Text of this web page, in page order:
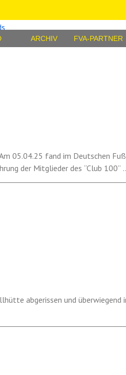
ARCHIV FVA-PARTNER
05.04.25 fand im Deutschen
der Mitglieder des “Club 100”